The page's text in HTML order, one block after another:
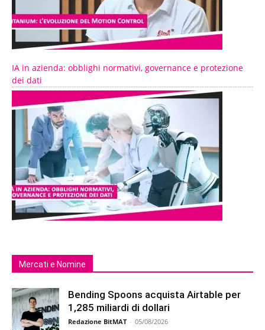
IA in azienda: obblighi normativi, governance e protezione
dei dati
Mercati e Nomine
Bending Spoons acquista Airtable per
1,285 miliardi di dollari
Redazione BitMAT - 05/08/2026